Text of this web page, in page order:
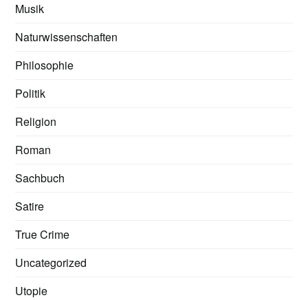
Musik
Naturwissenschaften
Philosophie
Politik
Religion
Roman
Sachbuch
Satire
True Crime
Uncategorized
Utopie